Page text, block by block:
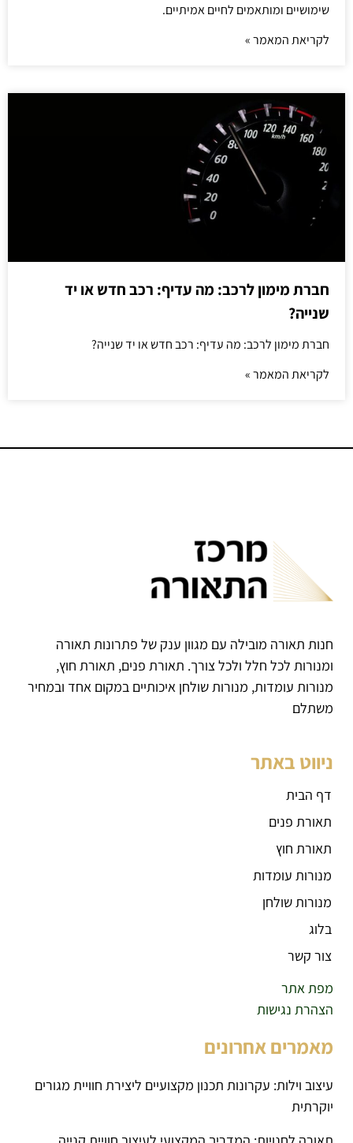
שימושיים ומותאמים לחיים אמיתיים.
לקריאת המאמר »
חברת מימון לרכב: מה עדיף: רכב חדש או יד
שנייה?
חברת מימון לרכב: מה עדיף: רכב חדש או יד שנייה?
לקריאת המאמר »
חנות תאורה מובילה עם מגוון ענק של פתרונות תאורה
ומנורות לכל חלל ולכל צורך. תאורת פנים, תאורת חוץ,
מנורות עומדות, מנורות שולחן איכותיים במקום אחד ובמחיר
משתלם
ניווט באתר
דף הבית
תאורת פנים
תאורת חוץ
מנורות עומדות
מנורות שולחן
בלוג
צור קשר
מפת אתר
הצהרת נגישות
מאמרים אחרונים
עיצוב וילות: עקרונות תכנון מקצועיים ליצירת חוויית מגורים
יוקרתית